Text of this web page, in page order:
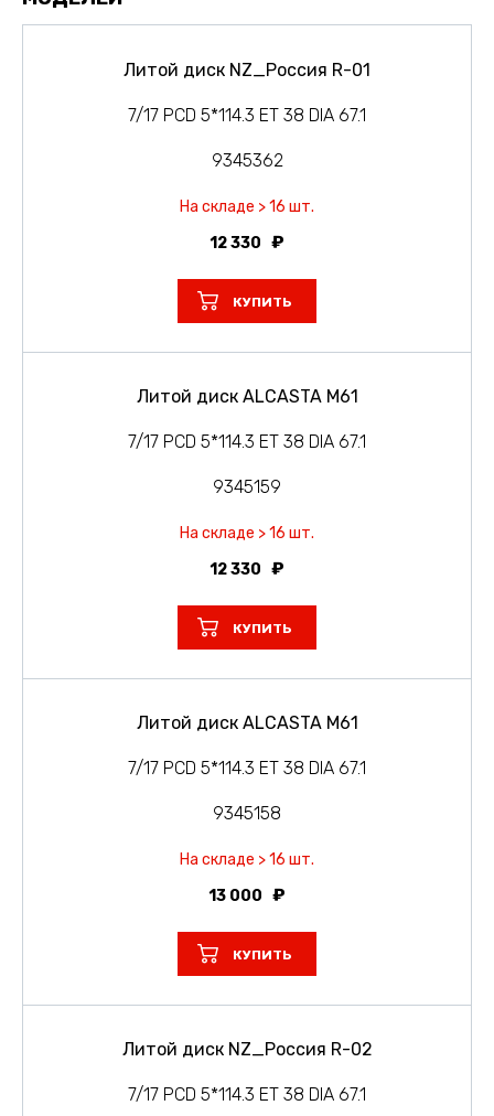
Литой диск NZ_Россия R-01
7/17 PCD 5*114.3 ET 38 DIA 67.1
9345362
На складе > 16 шт.
12 330
КУПИТЬ
Литой диск ALCASTA M61
7/17 PCD 5*114.3 ET 38 DIA 67.1
9345159
На складе > 16 шт.
12 330
КУПИТЬ
Литой диск ALCASTA M61
7/17 PCD 5*114.3 ET 38 DIA 67.1
9345158
На складе > 16 шт.
13 000
КУПИТЬ
Литой диск NZ_Россия R-02
7/17 PCD 5*114.3 ET 38 DIA 67.1